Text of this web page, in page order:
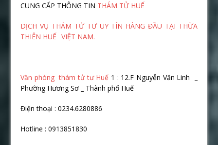
CUNG CẤP THÔNG TIN THÁM TỬ HUẾ
DỊCH VỤ THÁM TỬ TƯ UY TÍN HÀNG ĐẦU TẠI THỪA
THIÊN HUẾ _VIỆT NAM.
Văn phòng thám tử tư Huế 1 : 12.F Nguyễn Văn Linh _
Phường Hương Sơ _ Thành phố Huế
Điện thoại : 0234.6280886
Hotline : 0913851830